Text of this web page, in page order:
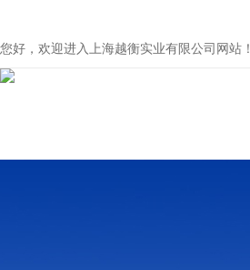
您好，欢迎进入上海越衡实业有限公司网站！